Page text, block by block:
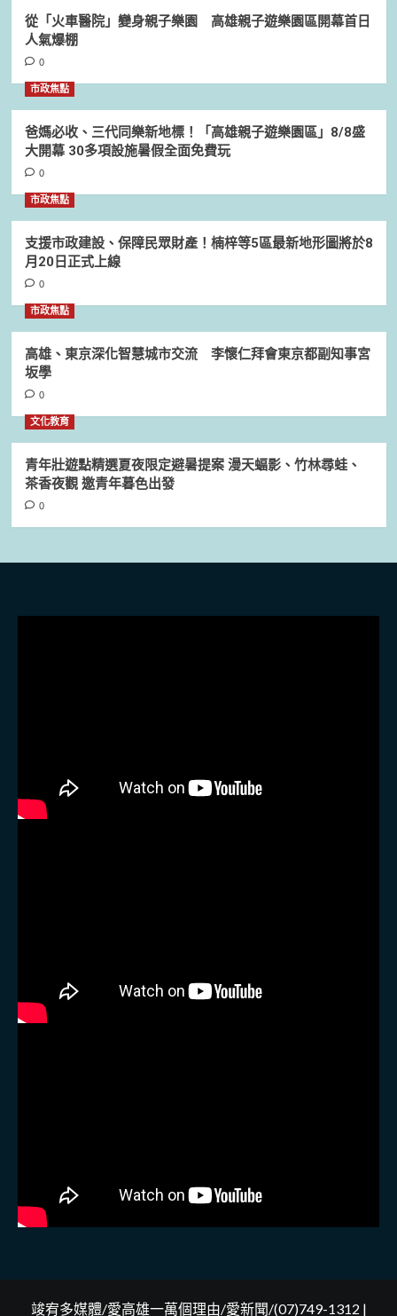
從「火車醫院」變身親子樂園 高雄親子遊樂園區開幕首日
人氣爆棚
0
市政焦點
爸媽必收、三代同樂新地標！「高雄親子遊樂園區」8/8盛
大開幕 30多項設施暑假全面免費玩
0
市政焦點
支援市政建設、保障民眾財產！楠梓等5區最新地形圖將於8
月20日正式上線
0
市政焦點
高雄、東京深化智慧城市交流 李懷仁拜會東京都副知事宮
坂學
0
文化教育
青年壯遊點精選夏夜限定避暑提案 漫天蝠影、竹林尋蛙、
茶香夜觀 邀青年暮色出發
0
竣宥多媒體/愛高雄一萬個理由/愛新聞/(07)749-1312 |